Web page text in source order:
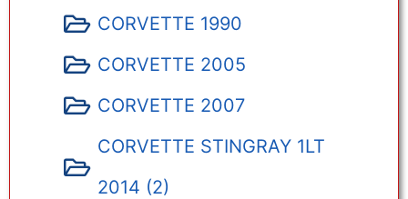
CORVETTE 1990
CORVETTE 2005
CORVETTE 2007
CORVETTE STINGRAY 1LT
2014 (2)